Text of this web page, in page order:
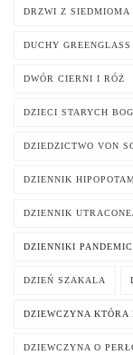
DRZWI Z
DUCHY GREENGLASS
DWÓR CIERNI I RÓŻ
DZIECI STARYCH
DZIEDZICTWO VON
DZIENNIK
DZIENNIK
DZIENNIKI
DZIEŃ SZAKALA
DZIEWCZYNA KTÓRA
DZIEWCZYNA O